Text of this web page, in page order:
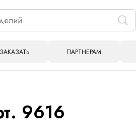
ПАРТНЕРАМ
9616